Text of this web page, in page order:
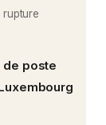
rupture
de poste